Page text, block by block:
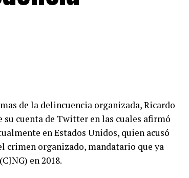
de la delincuencia organizada, Ricardo
su cuenta de Twitter en las cuales afirmó
en Estados Unidos, quien acusó
crimen organizado, mandatario que ya
en 2018.